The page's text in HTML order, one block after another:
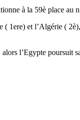
à la 59è place au
1ere) et l’Algérie (
l’Egypte poursuit